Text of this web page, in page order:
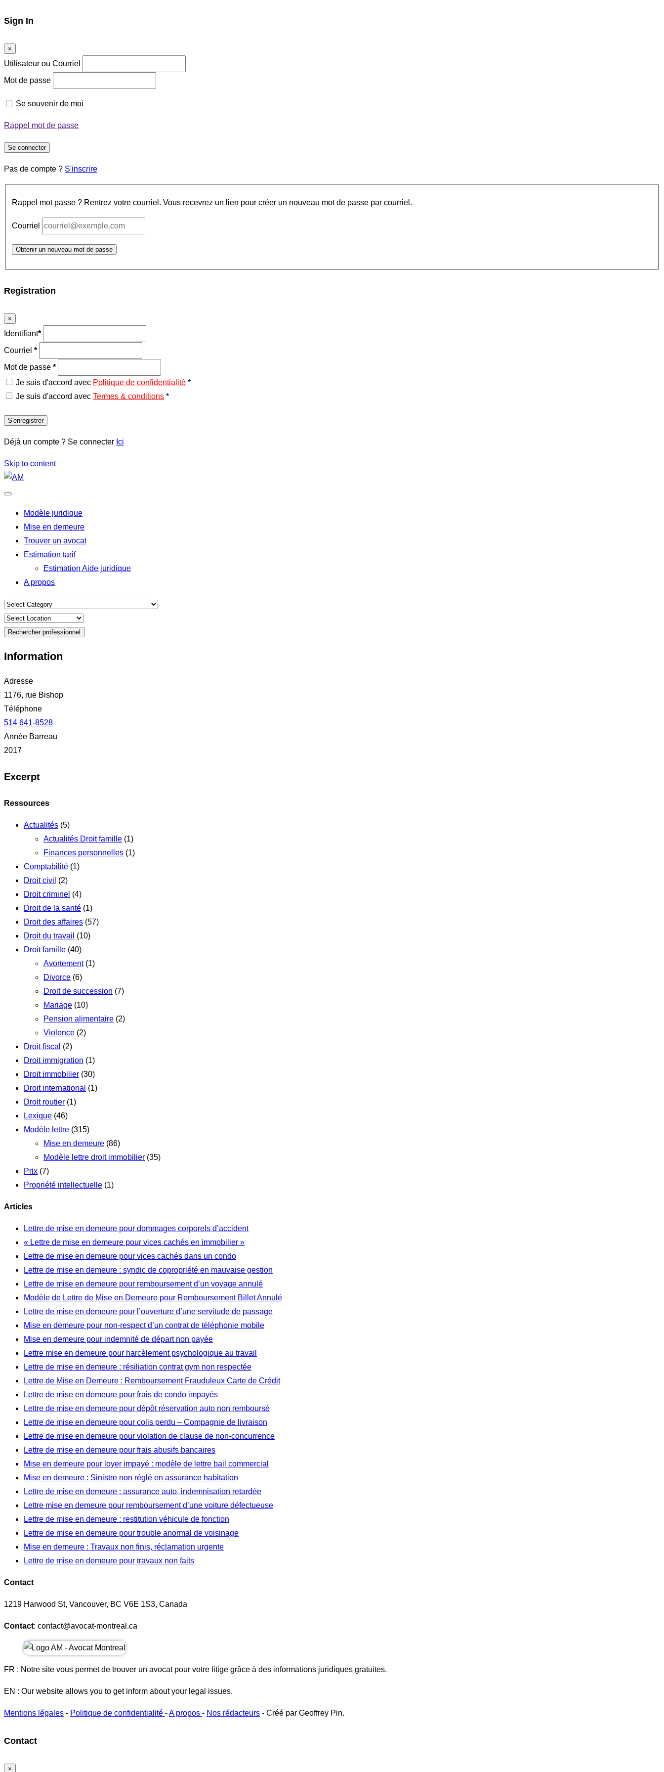
Sign In
×
Utilisateur ou Courriel
Mot de passe
Se souvenir de moi
Rappel mot de passe
Se connecter
Pas de compte ? S'inscrire
Rappel mot passe ? Rentrez votre courriel. Vous recevrez un lien pour créer un nouveau mot de passe par courriel.
Courriel
Obtenir un nouveau mot de passe
Registration
×
Identifiant*
Courriel *
Mot de passe *
Je suis d'accord avec Politique de confidentialité *
Je suis d'accord avec Termes & conditions *
S'enregistrer
Déjà un compte ? Se connecter Ici
Skip to content
Modèle juridique
Mise en demeure
Trouver un avocat
Estimation tarif
Estimation Aide juridique
A propos
Rechercher professionnel
Information
Adresse
1176, rue Bishop
Téléphone
514 641-8528
Année Barreau
2017
Excerpt
Ressources
Actualités (5)
Actualités Droit famille (1)
Finances personnelles (1)
Comptabilité (1)
Droit civil (2)
Droit criminel (4)
Droit de la santé (1)
Droit des affaires (57)
Droit du travail (10)
Droit famille (40)
Avortement(1)
Divorce (6)
Droit de succession (7)
Mariage (10)
Pension alimentaire (2)
Violence (2)
Droit fiscal (2)
Droit immigration (1)
Droit immobilier (30)
Droit international (1)
Droit routier (1)
Lexique (46)
Modèle lettre (315)
Mise en demeure (86)
Modèle lettre droit immobilier (35)
Prix (7)
Propriété intellectuelle (1)
Articles
Lettre de mise en demeure pour dommages corporels d’accident
« Lettre de mise en demeure pour vices cachés en immobilier »
Lettre de mise en demeure pour vices cachés dans un condo
Lettre de mise en demeure : syndic de copropriété en mauvaise gestion
Lettre de mise en demeure pour remboursement d’un voyage annulé
Modèle de Lettre de Mise en Demeure pour Remboursement Billet Annulé
Lettre de mise en demeure pour l’ouverture d’une servitude de passage
Mise en demeure pour non-respect d’un contrat de téléphonie mobile
Mise en demeure pour indemnité de départ non payée
Lettre mise en demeure pour harcèlement psychologique au travail
Lettre de mise en demeure : résiliation contrat gym non respectée
Lettre de Mise en Demeure : Remboursement Frauduleux Carte de Crédit
Lettre de mise en demeure pour frais de condo impayés
Lettre de mise en demeure pour dépôt réservation auto non remboursé
Lettre de mise en demeure pour colis perdu – Compagnie de livraison
Lettre de mise en demeure pour violation de clause de non-concurrence
Lettre de mise en demeure pour frais abusifs bancaires
Mise en demeure pour loyer impayé : modèle de lettre bail commercial
Mise en demeure : Sinistre non réglé en assurance habitation
Lettre de mise en demeure : assurance auto, indemnisation retardée
Lettre mise en demeure pour remboursement d’une voiture défectueuse
Lettre de mise en demeure : restitution véhicule de fonction
Lettre de mise en demeure pour trouble anormal de voisinage
Mise en demeure : Travaux non finis, réclamation urgente
Lettre de mise en demeure pour travaux non faits
Contact
1219 Harwood St, Vancouver, BC V6E 1S3, Canada
Contact: contact@avocat-montreal.ca
FR : Notre site vous permet de trouver un avocat pour votre litige grâce à des informations juridiques gratuites.
EN : Our website allows you to get inform about your legal issues.
Mentions légales - Politique de confidentialité -A propos - Nos rédacteurs - Créé par Geoffrey Pin.
Contact
×